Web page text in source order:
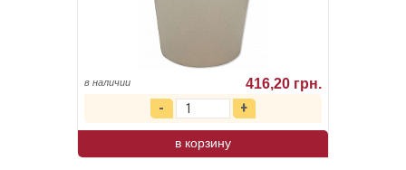
в наличии 416,20 грн.
в корзину